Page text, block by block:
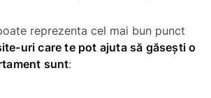
reprezenta cel mai bun punct
uri care te pot ajuta să găsești o
sunt: